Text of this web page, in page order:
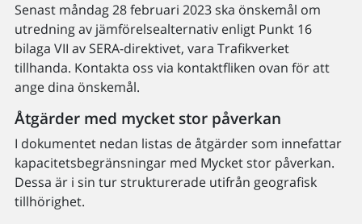
Senast måndag 28 februari 2023 ska önskemål om
utredning av jämförelsealternativ enligt Punkt 16
bilaga VII av SERA-direktivet, vara Trafikverket
tillhanda. Kontakta oss via kontaktfliken ovan för att
ange dina önskemål.
Åtgärder med mycket stor påverkan
I dokumentet nedan listas de åtgärder som innefattar
kapacitetsbegränsningar med Mycket stor påverkan.
Dessa är i sin tur strukturerade utifrån geografisk
tillhörighet.